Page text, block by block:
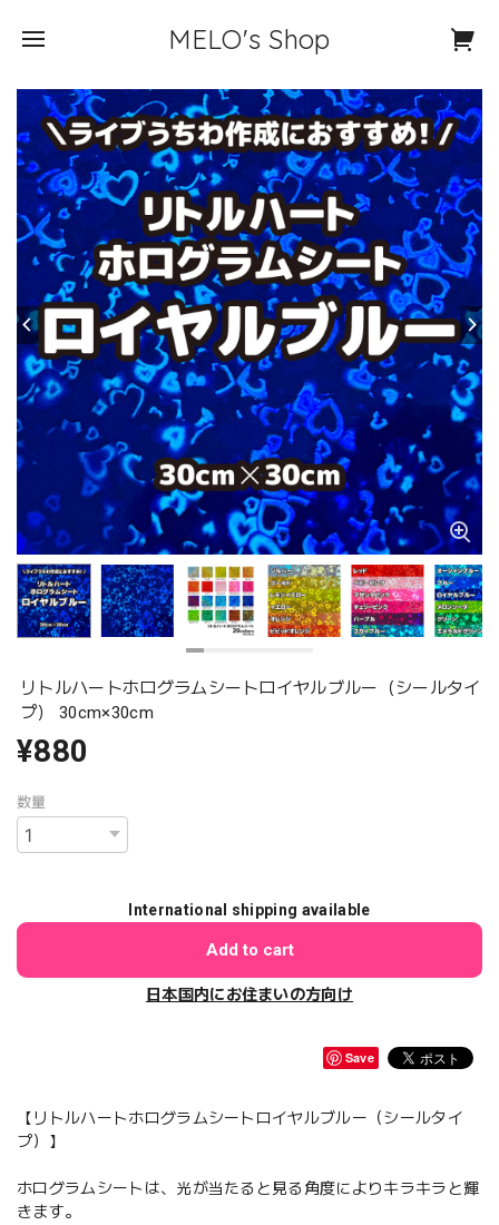
MELO's Shop
リトルハートホログラムシートロイヤルブルー（シールタイ
プ） 30cm×30cm
¥880
数量
International shipping available
Add to cart
日本国内にお住まいの方向け
Save
【リトルハートホログラムシートロイヤルブルー（シールタイ
プ）】
ホログラムシートは、光が当たると見る角度によりキラキラと輝
きます。